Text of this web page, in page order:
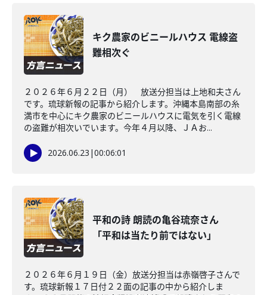
キク農家のビニールハウス 電線盗
難相次ぐ
２０２６年６月２２日（月） 放送分担当は上地和夫さん
です。琉球新報の記事から紹介します。沖縄本島南部の糸
満市を中心にキク農家のビニールハウスに電気を引く電線
の盗難が相次いでいます。今年４月以降、ＪＡお...
2026.06.23 |00:06:01
平和の詩 朗読の亀谷琉奈さん
「平和は当たり前ではない」
２０２６年６月１９日（金）放送分担当は赤嶺啓子さんで
す。琉球新報１７日付２２面の記事の中から紹介しま